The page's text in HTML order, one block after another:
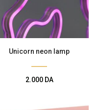
Unicorn neon lamp
2.000 DA